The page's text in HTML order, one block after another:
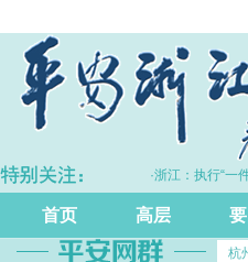
联动工作平台
·浙江：执行“一件
首页 高层
杭